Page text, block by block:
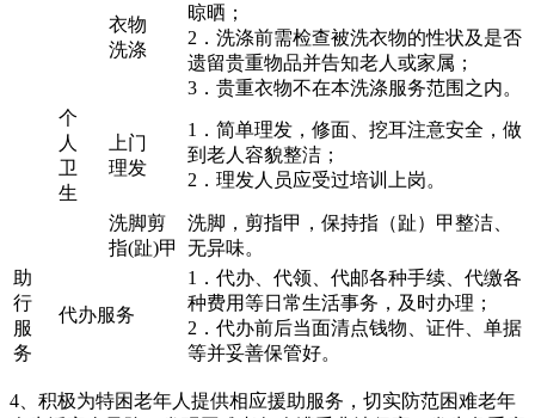
衣物
洗涤
晾晒；
2．洗涤前需检查被洗衣物的性状及是否
遗留贵重物品并告知老人或家属；
3．贵重衣物不在本洗涤服务范围之内。
个
人
卫
生
上门
理发
1．简单理发，修面、挖耳注意安全，做
到老人容貌整洁；
2．理发人员应受过培训上岗。
洗脚剪
指(趾)甲
洗脚，剪指甲，保持指（趾）甲整洁、
无异味。
助
行
服
务
代办服务
1．代办、代领、代邮各种手续、代缴各
种费用等日常生活事务，及时办理；
2．代办前后当面清点钱物、证件、单据
等并妥善保管好。
4、积极为特困老年人提供相应援助服务，切实防范困难老年